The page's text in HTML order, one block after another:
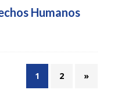
Humanos
1 2 »